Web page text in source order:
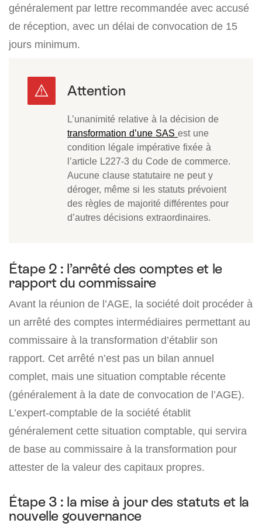
généralement par lettre recommandée avec accusé
de réception, avec un délai de convocation de 15
jours minimum.
L’unanimité relative à la décision de
transformation d’une SAS est une
condition légale impérative fixée à
l’article L227-3 du Code de commerce.
Aucune clause statutaire ne peut y
déroger, même si les statuts prévoient
des règles de majorité différentes pour
d’autres décisions extraordinaires.
Étape 2 : l’arrêté des comptes et le
rapport du commissaire
Avant la réunion de l’AGE, la société doit procéder à
un arrêté des comptes intermédiaires permettant au
commissaire à la transformation d’établir son
rapport. Cet arrêté n’est pas un bilan annuel
complet, mais une situation comptable récente
(généralement à la date de convocation de l’AGE).
L’expert-comptable de la société établit
généralement cette situation comptable, qui servira
de base au commissaire à la transformation pour
attester de la valeur des capitaux propres.
Étape 3 : la mise à jour des statuts et la
nouvelle gouvernance